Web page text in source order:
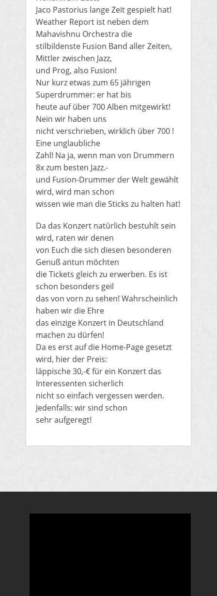
Jaco Pastorius lange Zeit gespielt hat!
Weather Report ist neben dem
Mahavishnu Orchestra die
stilbildenste Fusion Band aller Zeiten,
Mittler zwischen Jazz,
und Prog, also Fusion!
Nur kurz etwas zum 65 jährigen
Superdrummer: er hat bis
heute auf über 700 Alben mitgewirkt!
Nein wir haben uns
nicht verschrieben, wirklich über 700 !
Eine unglaubliche
Zahl! Na ja, wenn man von Drummern
8x zum besten Jazz.-
und Fusion-Drummer der Welt gewählt
wird, wird man schon
wissen wie man die Sticks zu halten hat!
Da das Konzert natürlich bestuhlt sein
wird, raten wir denen
von Euch die sich diesen besonderen
Genuß antun möchten
die Tickets gleich zu erwerben. Es ist
schon besonders geil
das von vorn zu sehen! Wahrscheinlich
haben wir die Ehre
das einzige Konzert in Deutschland
machen zu dürfen!
Da es erst auf die Home-Page gesetzt
wird, hier der Preis:
läppische 30,-€ für ein Konzert das
Interessenten sicherlich
nicht so einfach vergessen werden.
Jedenfalls: wir sind schon
sehr aufgeregt!